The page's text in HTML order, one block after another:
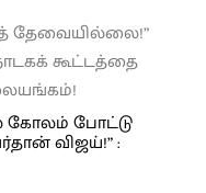
தேவையில்லை!”
கூட்டத்தை